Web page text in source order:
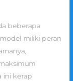
beberapa
miliki peran
ini kerap